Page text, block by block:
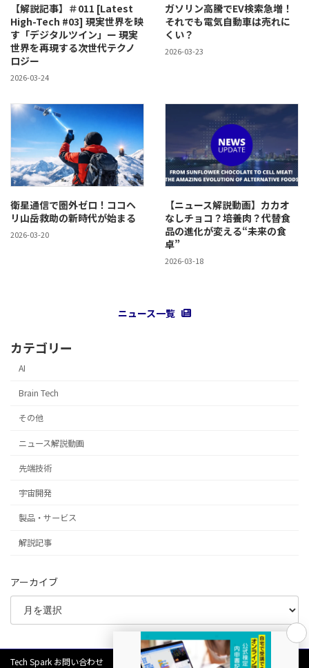
【解説記事】＃011 [Latest
High-Tech #03] 現実世界を映
す「デジタルツイン」ー 現実
世界を再現する次世代テクノ
ロジー
2026-03-24
ガソリン高騰でEV検索急増！
それでも電気自動車は売れに
くい？
2026-03-23
衛星通信で圏外ゼロ！ココヘ
リ山岳救助の新時代が始まる
2026-03-20
【ニュース解説動画】カカオ
なしチョコ？培養肉？代替食
品の進化が変える“未来の食
卓”
2026-03-18
ニュース一覧
カテゴリー
AI
Brain Tech
その他
ニュース解説動画
先端技術
宇宙開発
製品・サービス
解説記事
アーカイブ
Tech Spark お問い合わせ